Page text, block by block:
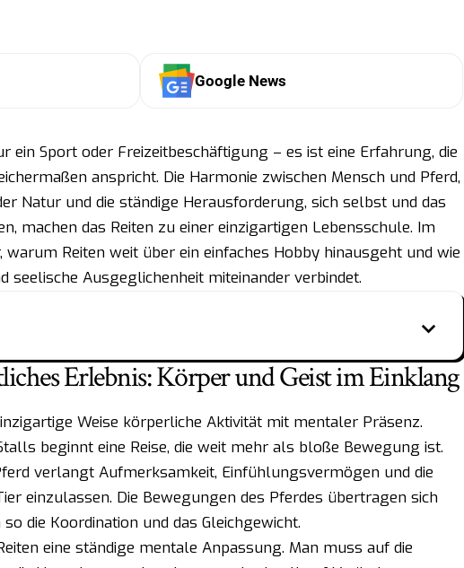
Google News
ein Sport oder Freizeitbeschäftigung – es ist eine Erfahrung, die
anspricht. Die Harmonie zwischen Mensch und Pferd,
Natur und die ständige Herausforderung, sich selbst und das
machen das Reiten zu einer einzigartigen Lebensschule. Im
Reiten weit über ein einfaches Hobby hinausgeht und wie
seelische Ausgeglichenheit miteinander verbindet.
Erlebnis: Körper und Geist im Einklang
Weise körperliche Aktivität mit mentaler Präsenz.
beginnt eine Reise, die weit mehr als bloße Bewegung ist.
verlangt Aufmerksamkeit, Einfühlungsvermögen und die
einzulassen. Die Bewegungen des Pferdes übertragen sich
die Koordination und das Gleichgewicht.
eine ständige mentale Anpassung. Man muss auf die